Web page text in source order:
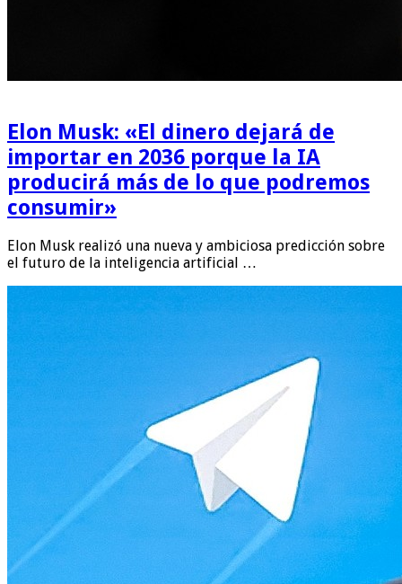
Elon Musk: «El dinero dejará de
importar en 2036 porque la IA
producirá más de lo que podremos
consumir»
Elon Musk realizó una nueva y ambiciosa predicción sobre
el futuro de la inteligencia artificial …